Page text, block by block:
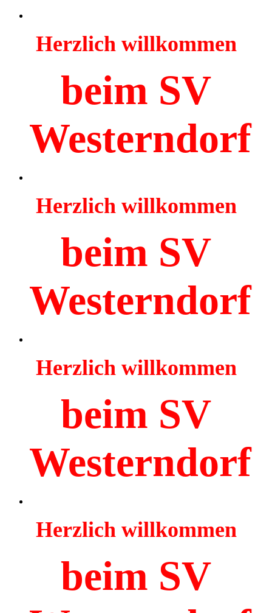
Herzlich willkommen
beim SV
Westerndorf
Herzlich willkommen
beim SV
Westerndorf
Herzlich willkommen
beim SV
Westerndorf
Herzlich willkommen
beim SV